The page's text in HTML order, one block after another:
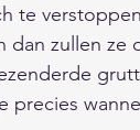
te
dan zullen ze
precies